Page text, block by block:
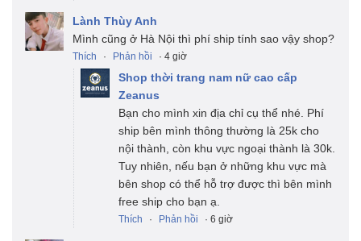
Lành Thùy Anh
Mình cũng ở Hà Nội thì phí ship tính sao vậy shop?
Thích · Phản hồi · 4 giờ
Shop thời trang nam nữ cao cấp
Zeanus
Bạn cho mình xin địa chỉ cụ thể nhé. Phí
ship bên mình thông thường là 25k cho
nội thành, còn khu vực ngoại thành là 30k.
Tuy nhiên, nếu bạn ở những khu vực mà
bên shop có thể hỗ trợ được thì bên mình
free ship cho bạn ạ.
Thích · Phản hồi · 6 giờ